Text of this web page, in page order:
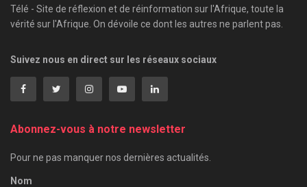
Télé - Site de réflexion et de réinformation sur l'Afrique, toute la
vérité sur l'Afrique. On dévoile ce dont les autres ne parlent pas.
Suivez nous en direct sur les réseaux sociaux
Abonnez-vous à notre newsletter
Pour ne pas manquer nos dernières actualités.
Nom